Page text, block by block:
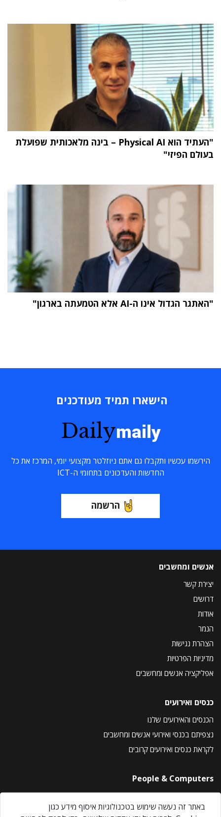
"העתיד הוא Physical AI – בינה מלאכותית שפועלת
בעולם הפיזי"
"האתגר הגדול אינו ה-AI אלא הטמעתה בארגון"
הישארו תמיד מעודכנים
Dailymaily
הירשמו עכשיו ותקבלו גם אתם ניוזלטר מקצועי יומי, המרכז את כל
החדשות והעדכונים בתחומי ה-ICT
הרשמה
אנשים ומחשבים
יצירת קשר
דרושים
אודות
הנמר
הצהרת נגישות
מדיניות הפרטיות
אפליקציה אנשים ומחשבים
כנסים ואירועים
הכנסים והאירועים שלנו
נצפיתם בכנסי ואירועי אנשים ומחשבים
לקראת כנסים ואירועים קרובים
People & Computers
About Us
Privacy Policy
באתר זה נעשה שימוש בטכנולוגיות איסוף מידע כגון